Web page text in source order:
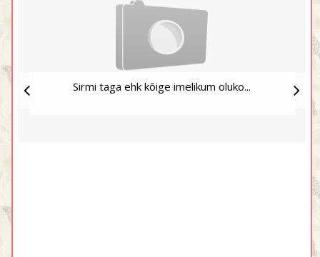
Sirmi taga ehk kõige imelikum oluko...